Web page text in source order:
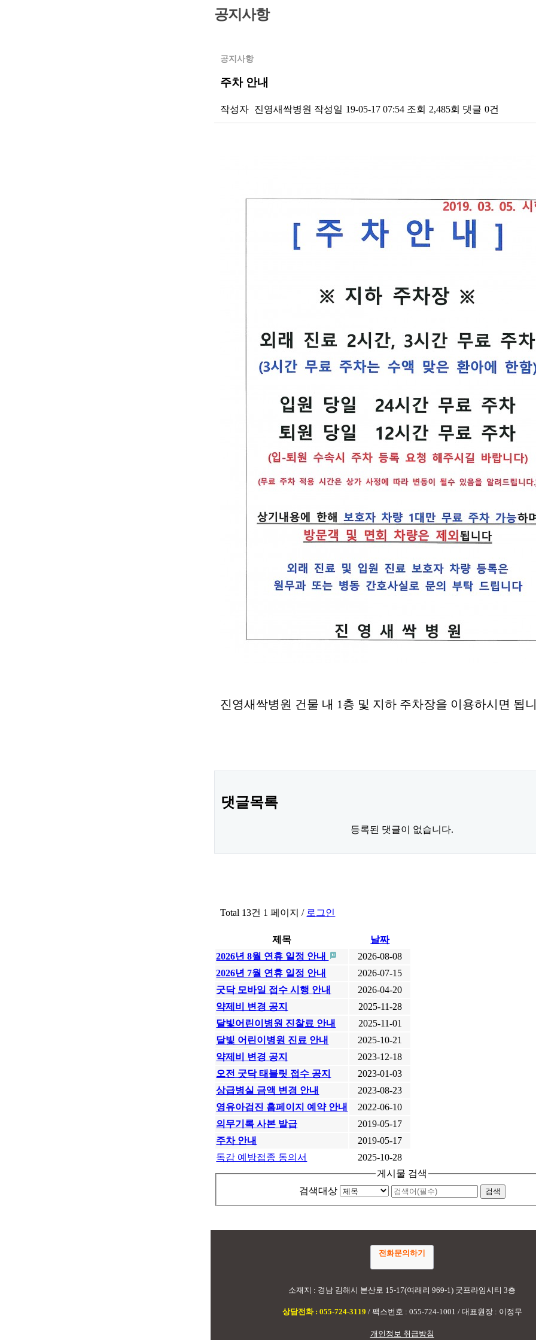
공지사항
공지사항
주차 안내
작성자 진영새싹병원 작성일 19-05-17 07:54 조회 2,485회 댓글 0건
진영새싹병원 건물 내 1층 및 지하 주차장을 이용하시면 됩
댓글목록
등록된 댓글이 없습니다.
Total 13건 1 페이지 / 로그인
제목
날짜
2026년 8월 연휴 일정 안내
2026-08-08
2026년 7월 연휴 일정 안내
2026-07-15
굿닥 모바일 접수 시행 안내
2026-04-20
약제비 변경 공지
2025-11-28
달빛어린이병원 진찰료 안내
2025-11-01
달빛 어린이병원 진료 안내
2025-10-21
약제비 변경 공지
2023-12-18
오전 굿닥 태블릿 접수 공지
2023-01-03
상급병실 금액 변경 안내
2023-08-23
영유아검진 홈페이지 예약 안내
2022-06-10
의무기록 사본 발급
2019-05-17
주차 안내
2019-05-17
독감 예방접종 동의서
2025-10-28
게시물 검색
검색대상
전화문의하기
소재지 : 경남 김해시 본산로 15-17(여래리 969-1) 굿프라임시티 3층
상담전화 : 055-724-3119 / 팩스번호 : 055-724-1001 / 대표원장 : 이정무
개인정보 취급방침